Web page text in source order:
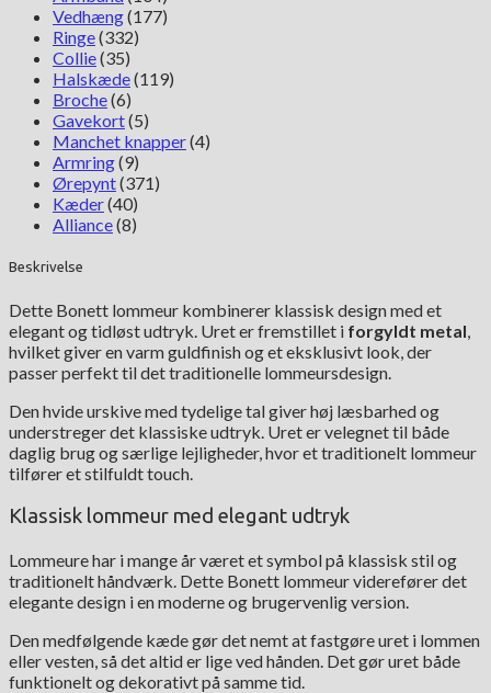
Vedhæng(177)
Ringe(332)
Collie(35)
Halskæde(119)
Broche(6)
Gavekort(5)
Manchet knapper(4)
Armring(9)
Ørepynt(371)
Kæder(40)
Alliance(8)
Beskrivelse
Dette Bonett lommeur kombinerer klassisk design med et
elegant og tidløst udtryk. Uret er fremstillet i forgyldt metal,
hvilket giver en varm guldfinish og et eksklusivt look, der
passer perfekt til det traditionelle lommeursdesign.
Den hvide urskive med tydelige tal giver høj læsbarhed og
understreger det klassiske udtryk. Uret er velegnet til både
daglig brug og særlige lejligheder, hvor et traditionelt lommeur
tilfører et stilfuldt touch.
Klassisk lommeur med elegant udtryk
Lommeure har i mange år været et symbol på klassisk stil og
traditionelt håndværk. Dette Bonett lommeur viderefører det
elegante design i en moderne og brugervenlig version.
Den medfølgende kæde gør det nemt at fastgøre uret i lommen
eller vesten, så det altid er lige ved hånden. Det gør uret både
funktionelt og dekorativt på samme tid.